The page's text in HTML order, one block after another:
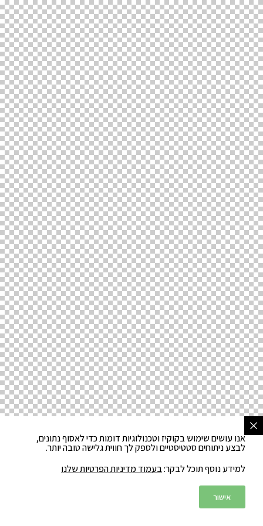
אנו עושים שימוש בקוקיז וטכנולוגיות דומות כדי לאסוף נתונים,
לבצע ניתוחים סטטיסטיים ולספק לך חווית גלישה טובה יותר.
למידע נוסף תוכל לבקר:בעמוד מדיניות הפרטיות שלנו
אישור